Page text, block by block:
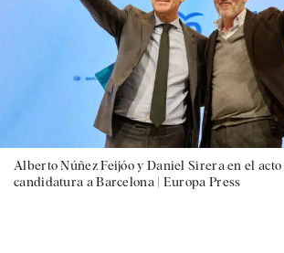
Alberto Núñez Feijóo y Daniel Sirera en el
candidatura a Barcelona | Europa Press